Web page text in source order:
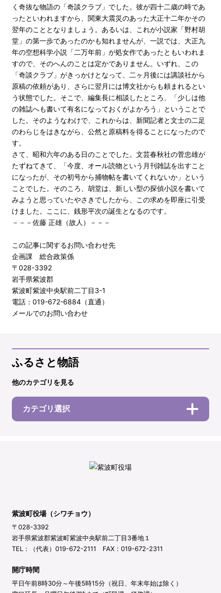
く奇抜な物語の「奇談クラブ」でした。彼が四十二歳の時であ
ったといわれますから、関東大震災のあった大正十二年かその
翌年のこととなりましょう。あるいは、これが小説家「野村胡
堂」の第一歩であったのかも知れませんが、一説では、大正九
年の空想科学小説「二万年前」が処女作であったともいわれま
すので、そのへんのことは定かでありません。いずれ、この
「奇談クラブ」がきっかけとなって、二ヶ月後には講談社から
原稿の依頼があり、さらに翌月には博文社からも頼まれるとい
う状態でした。そこで、編集長に相談したところ、「少しは他
の雑誌へも書いて有名になっておくがよかろう」ということで
した。そのようなわけで、これからは、新聞記者と文士の二足
のわらじをはきながら、公然と原稿料を得ることになったので
す。
さて、昭和六年のある日のことでした。文芸春秋社の菅忠雄が
たずねてきて、「今度、オール読物という月刊雑誌を出すこと
になったが、その初号から捕物帖を書いてくれないか」という
ことでした。そのころ、胡堂は、新しい型の探偵小説を書いて
みようと思っていたやさきでしたから、この求めを即座に引受
けました。ここに、銭形平次の誕生となるのです。
－－－佐藤 正雄（故人）－－－
この記事に関するお問い合わせ先
企画課 総合政策係
〒028-3392
岩手県紫波郡
紫波町紫波中央駅前二丁目3-1
電話：019-672-6884（直通）
メールでのお問い合わせ
ふるさと物語
他のカテゴリを見る
カテゴリ選択
紫波町役場（シワチョウ）
〒028-3392
岩手県紫波郡紫波町紫波中央駅前二丁目3番地１
TEL：（代表）019-672-2111 FAX：019-672-2311
開庁時間
平日午前8時30分～午後5時15分（祝日、年末年始は除く）